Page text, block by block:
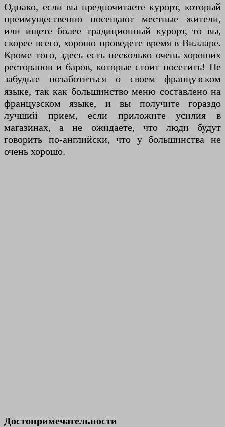
Однако, если вы предпочитаете курорт, который
преимущественно посещают местные жители,
или ищете более традиционный курорт, то вы,
скорее всего, хорошо проведете время в Вилларе.
Кроме того, здесь есть несколько очень хороших
ресторанов и баров, которые стоит посетить! Не
забудьте позаботиться о своем французском
языке, так как большинство меню составлено на
французском языке, и вы получите гораздо
лучший прием, если приложите усилия в
магазинах, а не ожидаете, что люди будут
говорить по-английски, что у большинства не
очень хорошо.
Достопримечательности